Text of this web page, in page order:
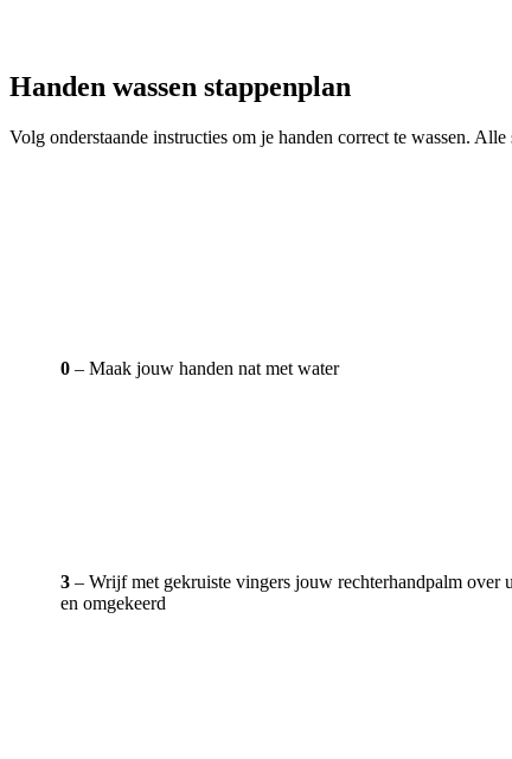
Handen wassen stappenplan
Volg onderstaande instructies om je handen correct te wassen.
0 – Maak jouw handen nat met water
3 – Wrijf met gekruiste vingers jouw rechterhandpalm over
en omgekeerd